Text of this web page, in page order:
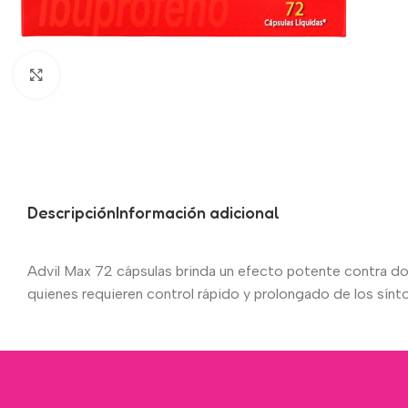
DescripciónInformación adicional
Advil Max 72 cápsulas brinda un efecto potente contra
quienes requieren control rápido y prolongado de los